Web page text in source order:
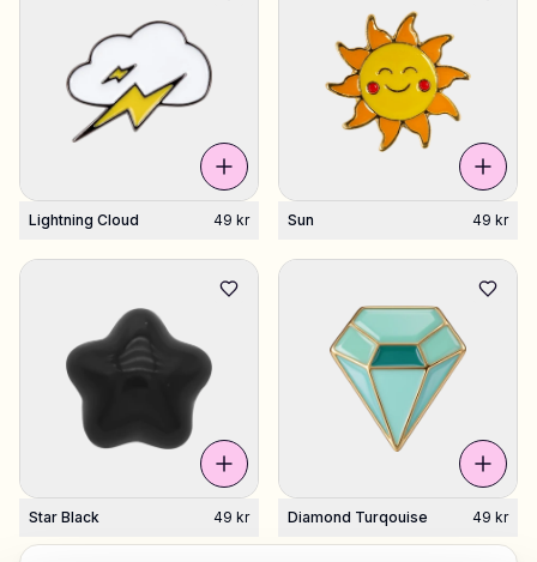
Lightning Cloud 49 kr Sun 49 kr
Star Black 49 kr Diamond Turqouise 49 kr